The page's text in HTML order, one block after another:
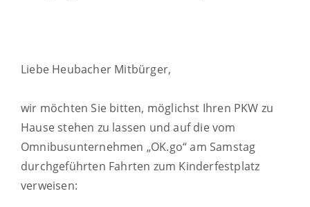
Liebe Heubacher Mitbürger,
wir möchten Sie bitten, möglichst Ihren PKW zu
Hause stehen zu lassen und auf die vom
Omnibusunternehmen „OK.go“ am Samstag
durchgeführten Fahrten zum Kinderfestplatz
verweisen: